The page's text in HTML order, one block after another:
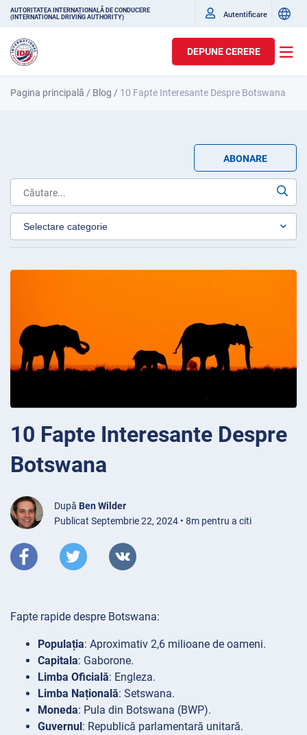
AUTORITATEA INTERNAȚIONALĂ DE CONDUCERE
(INTERNATIONAL DRIVING AUTHORITY)
Autentificare
DEPUNE CERERE
Pagina principală / Blog / 10 Fapte Interesante Despre Botswana
ABONARE
10 Fapte Interesante Despre
Botswana
După Ben Wilder
Publicat Septembrie 22, 2024 • 8m pentru a citi
Fapte rapide despre Botswana:
Populația: Aproximativ 2,6 milioane de oameni.
Capitala: Gaborone.
Limba Oficială: Engleza.
Limba Națională: Setswana.
Moneda: Pula din Botswana (BWP).
Guvernul: Republică parlamentară unitară.